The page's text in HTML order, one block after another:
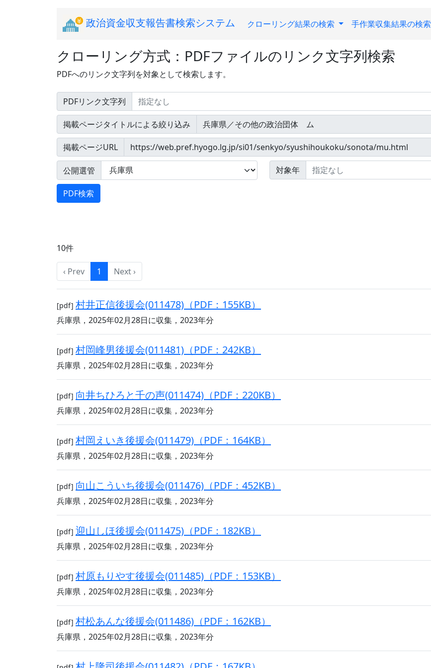
政治資金収支報告書検索システム クローリング結果の検索 手作業収集結果の検索
クローリング方式：PDFファイルのリンク文字列検索
PDFへのリンク文字列を対象として検索します。
PDFリンク文字列
掲載ページタイトルによる絞り込み
掲載ページURL
公開選管 対象年
10件
‹ Prev 1 Next ›
[pdf] 村井正信後援会(011478)（PDF：155KB）
兵庫県，2025年02月28日に収集，2023年分
[pdf] 村岡峰男後援会(011481)（PDF：242KB）
兵庫県，2025年02月28日に収集，2023年分
[pdf] 向井ちひろと千の声(011474)（PDF：220KB）
兵庫県，2025年02月28日に収集，2023年分
[pdf] 村岡えいき後援会(011479)（PDF：164KB）
兵庫県，2025年02月28日に収集，2023年分
[pdf] 向山こういち後援会(011476)（PDF：452KB）
兵庫県，2025年02月28日に収集，2023年分
[pdf] 迎山しほ後援会(011475)（PDF：182KB）
兵庫県，2025年02月28日に収集，2023年分
[pdf] 村原もりやす後援会(011485)（PDF：153KB）
兵庫県，2025年02月28日に収集，2023年分
[pdf] 村松あんな後援会(011486)（PDF：162KB）
兵庫県，2025年02月28日に収集，2023年分